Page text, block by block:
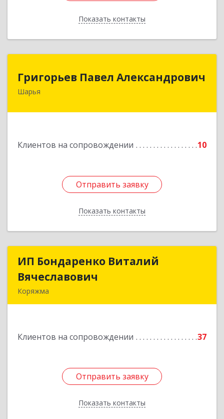
Показать контакты
Назад
Григорьев Павел Александрович
Шарья
Клиентов на сопровождении 10
Отправить заявку
Показать контакты
157505, Костромская область, город Шарья,
Отправить заявку
Назад
ИП Бондаренко Виталий
Вячеславович
Коряжма
Клиентов на сопровождении 37
Отправить заявку
Показать контакты
ИП Бондаренко Виталий
Подробнее
Отправить заявку
Назад